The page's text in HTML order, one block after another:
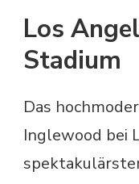
Los
Stadium
Das
Inglewood bei